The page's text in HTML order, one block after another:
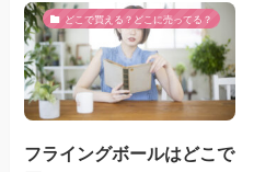
どこで買える？どこに売ってる？
フライングボールはどこで